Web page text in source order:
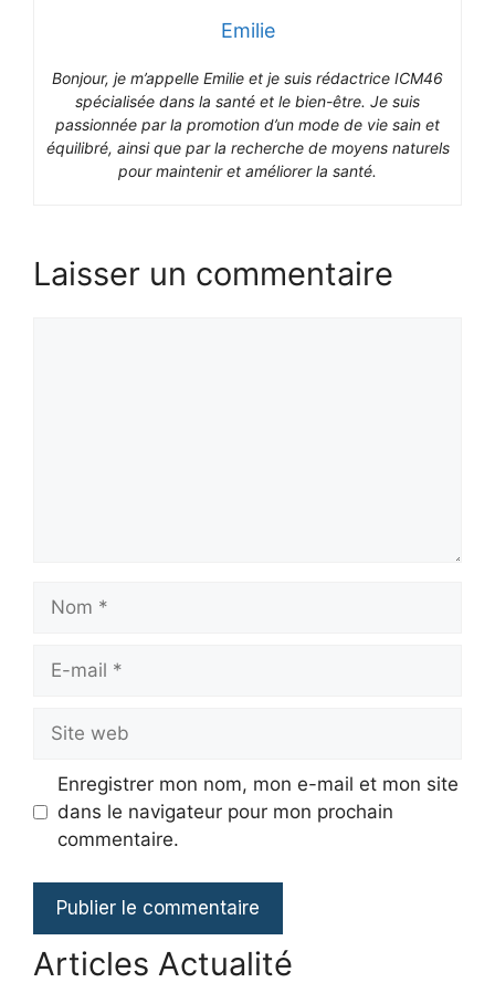
Emilie
Bonjour, je m’appelle Emilie et je suis rédactrice ICM46
spécialisée dans la santé et le bien-être. Je suis
passionnée par la promotion d’un mode de vie sain et
équilibré, ainsi que par la recherche de moyens naturels
pour maintenir et améliorer la santé.
Laisser un commentaire
Nom
Site
web
Enregistrer mon nom, mon e-mail et mon site
dans le navigateur pour mon prochain
commentaire.
Articles Actualité